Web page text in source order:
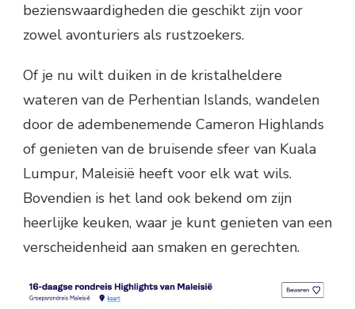
bezienswaardigheden die geschikt zijn voor
zowel avonturiers als rustzoekers.
Of je nu wilt duiken in de kristalheldere
wateren van de Perhentian Islands, wandelen
door de adembenemende Cameron Highlands
of genieten van de bruisende sfeer van Kuala
Lumpur, Maleisië heeft voor elk wat wils.
Bovendien is het land ook bekend om zijn
heerlijke keuken, waar je kunt genieten van een
verscheidenheid aan smaken en gerechten.